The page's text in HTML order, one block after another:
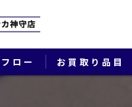
フロー お買取り品目